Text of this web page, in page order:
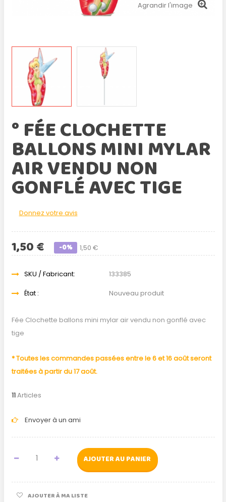
Agrandir l'image
° FÉE CLOCHETTE
BALLONS MINI MYLAR
AIR VENDU NON
GONFLÉ AVEC TIGE
Donnez votre avis
1,50 €
1,50 € -0%
SKU / Fabricant:
133385
État :
Nouveau produit
Fée Clochette ballons mini mylar air vendu non gonflé avec
tige
* Toutes les commandes passées entre le 6 et 16 août seront
traitées à partir du 17 août.
11Articles
Envoyer à un ami
AJOUTER AU PANIER
AJOUTER À MA LISTE